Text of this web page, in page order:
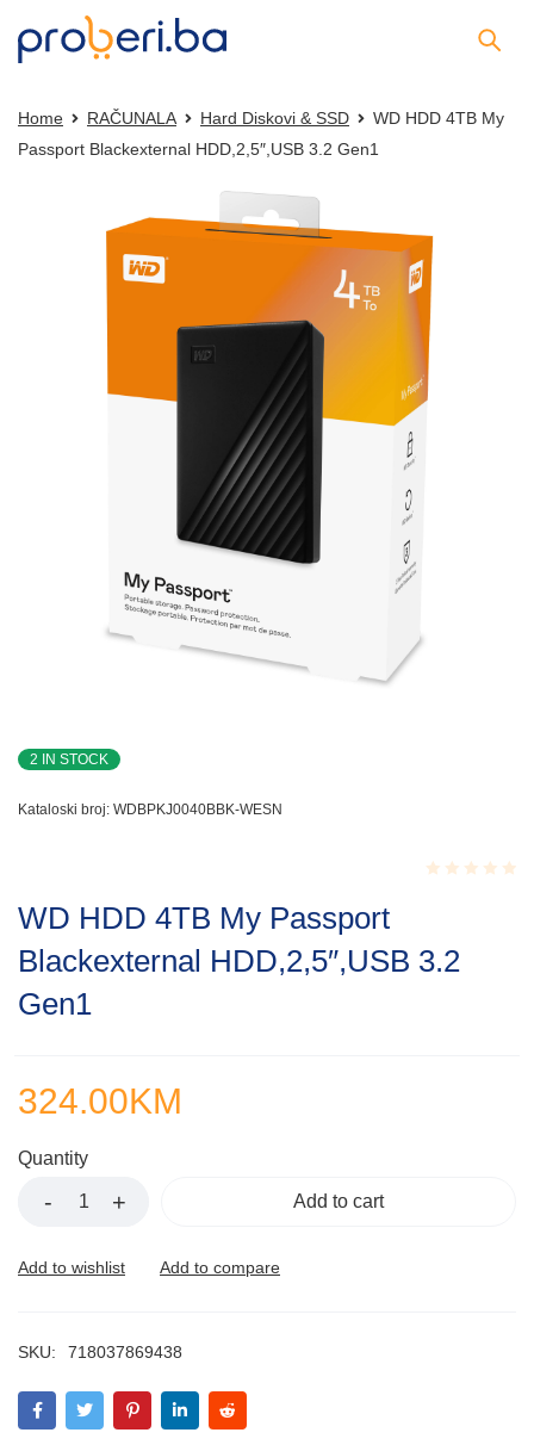
Home RAČUNALA Hard Diskovi & SSD
WD HDD 4TB My
Passport Blackexternal HDD,2,5″,USB 3.2 Gen1
2 IN STOCK
Kataloski broj: WDBPKJ0040BBK-WESN
of
5
WD HDD 4TB My Passport
Blackexternal HDD,2,5″,USB 3.2
Gen1
324.00KM
Quantity
Add to cart
SKU: 718037869438